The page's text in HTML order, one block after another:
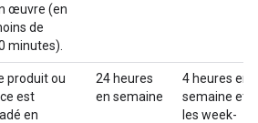
œuvre (en
de
minutes).
produit ou
est
en
24 heures
en semaine
4 heures en
semaine et
les week-